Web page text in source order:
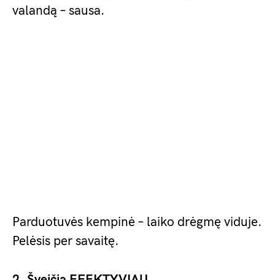
valandą – sausa.
Parduotuvės kempinė – laiko drėgmę viduje.
Pelėsis per savaitę.